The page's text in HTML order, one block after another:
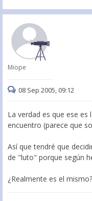
Miope
08 Sep 2005, 09:12
La verdad es que ese
encuentro (parece que
Así que tendré que
de "luto" porque según
¿Realmente es el mismo?